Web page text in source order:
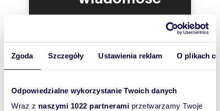
Zgoda Szczegóły Ustawienia reklam O plikach
Odpowiedzialne wykorzystanie Twoich danych
Wraz z naszymi 1022 partnerami przetwarzamy Twoje
WGN u nas tylko sprawdzone oferty. Klientom
najkorzystniejszego kredytu hipotecznego na
kredytowe. Nasze atuty to przede wszystkim
skuteczność i doświadczenie.
Dzwoniąc pytaj o numer oferty 10274 biura 20 z
systemu inetonline.pl
To najlepszy
właściciel
oferty
szybko się z
skontaktował!